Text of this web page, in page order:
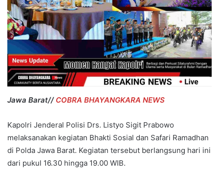
Jawa Barat// COBRA BHAYANGKARA NEWS
Kapolri Jenderal Polisi Drs. Listyo Sigit Prabowo
melaksanakan kegiatan Bhakti Sosial dan Safari Ramadhan
di Polda Jawa Barat. Kegiatan tersebut berlangsung hari ini
dari pukul 16.30 hingga 19.00 WIB.